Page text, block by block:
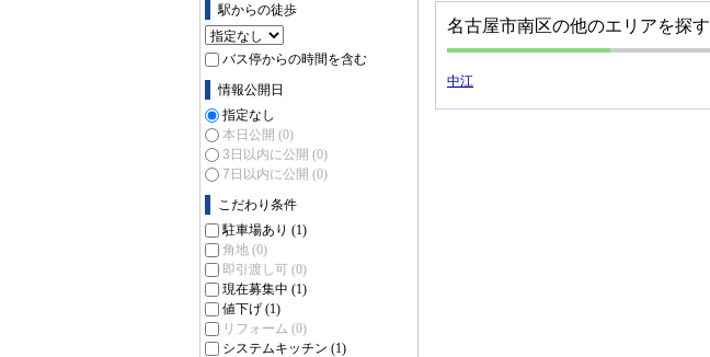
駅からの徒歩
バス停からの時間を含む
情報公開日
指定なし
本日公開 (0)
3日以内に公開 (0)
7日以内に公開 (0)
こだわり条件
駐車場あり (1)
角地 (0)
即引渡し可 (0)
現在募集中 (1)
値下げ (1)
リフォーム (0)
システムキッチン (1)
名古屋市南区の他のエリアを探す
中江